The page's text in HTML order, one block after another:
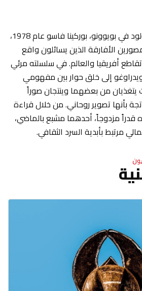
نيابا ليون ويدراوغو، المولود في بويوونو، بوركينا فاسو عام 1978،
الأفارقة الذين يسائلون واقع
أفريقيا والعالم. في سلسلته مرئي
إلى خلق حوار بين مفهومي
يتغذيان من بعضهما وينتجان صوراً
بأنها تصوير روحاني. من خلال قراءة
قدراً مزدوجاً، أحدهما مشبع بالماضي،
مرتبط بأبدية السرد الثقافي.